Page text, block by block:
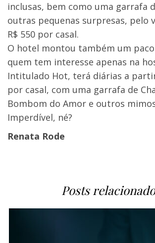
inclusas, bem como uma garrafa
outras pequenas surpresas, pelo
R$ 550 por casal.
O hotel montou também um
quem tem interesse apenas na
Intitulado Hot, terá diárias a
por casal, com uma garrafa de
Bombom do Amor e outros
Imperdível, né?
Renata Rode
Posts